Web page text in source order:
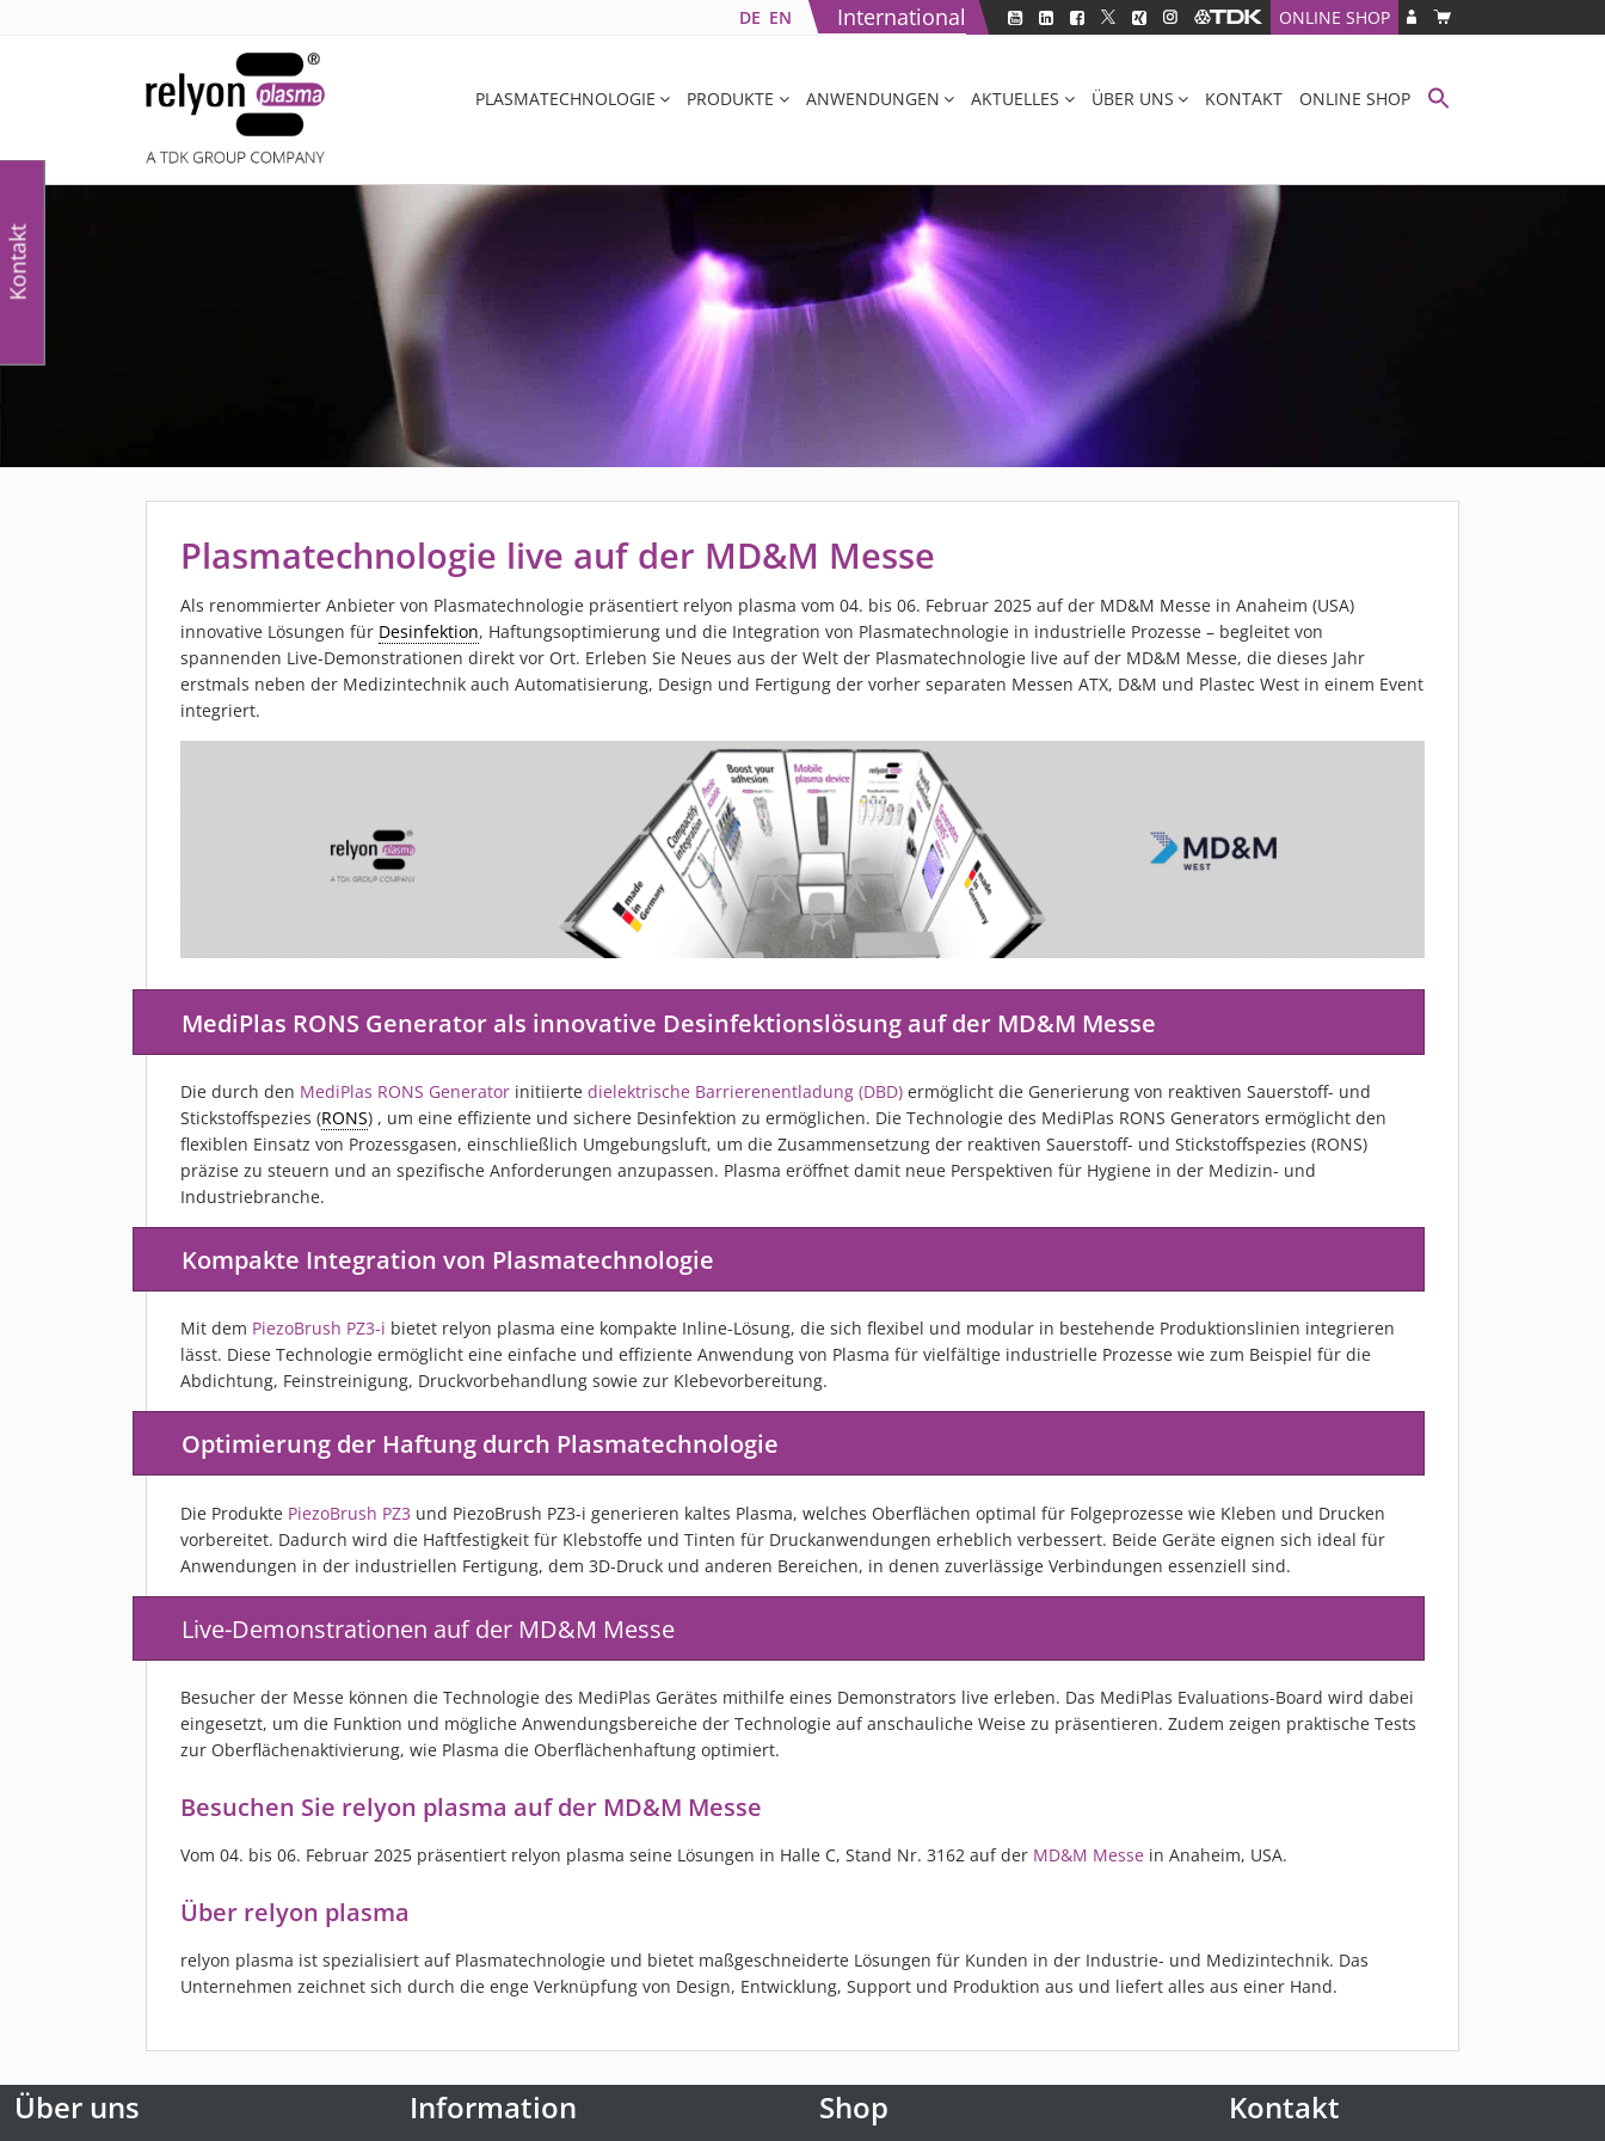
DE EN International ONLINE SHOP
PLASMATECHNOLOGIE PRODUKTE ANWENDUNGEN AKTUELLES ÜBER UNS KONTAKT ONLINE SHOP
Plasmatechnologie live auf der MD&M Messe
Als renommierter Anbieter von Plasmatechnologie präsentiert relyon plasma vom 04. bis 06. Februar 2025 auf der MD&M Messe in Anaheim (USA)
innovative Lösungen für Desinfektion, Haftungsoptimierung und die Integration von Plasmatechnologie in industrielle Prozesse – begleitet von
spannenden Live-Demonstrationen direkt vor Ort. Erleben Sie Neues aus der Welt der Plasmatechnologie live auf der MD&M Messe, die dieses Jahr
erstmals neben der Medizintechnik auch Automatisierung, Design und Fertigung der vorher separaten Messen ATX, D&M und Plastec West in einem Event
integriert.
MediPlas RONS Generator als innovative Desinfektionslösung auf der MD&M Messe
Die durch den MediPlas RONS Generator initiierte dielektrische Barrierenentladung (DBD) ermöglicht die Generierung von reaktiven Sauerstoff- und
Stickstoffspezies (RONS) , um eine effiziente und sichere Desinfektion zu ermöglichen. Die Technologie des MediPlas RONS Generators ermöglicht den
flexiblen Einsatz von Prozessgasen, einschließlich Umgebungsluft, um die Zusammensetzung der reaktiven Sauerstoff- und Stickstoffspezies (RONS)
präzise zu steuern und an spezifische Anforderungen anzupassen. Plasma eröffnet damit neue Perspektiven für Hygiene in der Medizin- und
Industriebranche.
Kompakte Integration von Plasmatechnologie
Mit dem PiezoBrush PZ3-i bietet relyon plasma eine kompakte Inline-Lösung, die sich flexibel und modular in bestehende Produktionslinien integrieren
lässt. Diese Technologie ermöglicht eine einfache und effiziente Anwendung von Plasma für vielfältige industrielle Prozesse wie zum Beispiel für die
Abdichtung, Feinstreinigung, Druckvorbehandlung sowie zur Klebevorbereitung.
Optimierung der Haftung durch Plasmatechnologie
Die Produkte PiezoBrush PZ3 und PiezoBrush PZ3-i generieren kaltes Plasma, welches Oberflächen optimal für Folgeprozesse wie Kleben und Drucken
vorbereitet. Dadurch wird die Haftfestigkeit für Klebstoffe und Tinten für Druckanwendungen erheblich verbessert. Beide Geräte eignen sich ideal für
Anwendungen in der industriellen Fertigung, dem 3D-Druck und anderen Bereichen, in denen zuverlässige Verbindungen essenziell sind.
Live-Demonstrationen auf der MD&M Messe
Besucher der Messe können die Technologie des MediPlas Gerätes mithilfe eines Demonstrators live erleben. Das MediPlas Evaluations-Board wird dabei
eingesetzt, um die Funktion und mögliche Anwendungsbereiche der Technologie auf anschauliche Weise zu präsentieren. Zudem zeigen praktische Tests
zur Oberflächenaktivierung, wie Plasma die Oberflächenhaftung optimiert.
Besuchen Sie relyon plasma auf der MD&M Messe
Vom 04. bis 06. Februar 2025 präsentiert relyon plasma seine Lösungen in Halle C, Stand Nr. 3162 auf der MD&M Messe in Anaheim, USA.
Über relyon plasma
relyon plasma ist spezialisiert auf Plasmatechnologie und bietet maßgeschneiderte Lösungen für Kunden in der Industrie- und Medizintechnik. Das
Unternehmen zeichnet sich durch die enge Verknüpfung von Design, Entwicklung, Support und Produktion aus und liefert alles aus einer Hand.
Über uns Information Shop Kontakt
Kontakt